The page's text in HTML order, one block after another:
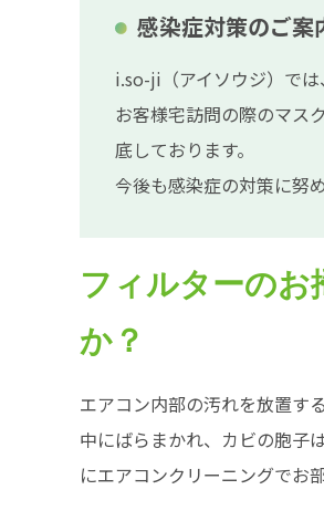
感染症対策のご案
i.so-ji（アイソウジ）では
お客様宅訪問の際のマス
底しております。
今後も感染症の対策に努
フィルターの
か？
エアコン内部の汚れを放置す
中にばらまかれ、カビの胞子
にエアコンクリーニングでお